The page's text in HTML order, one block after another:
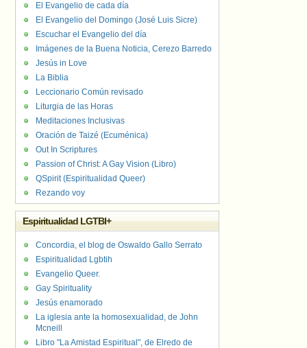
El Evangelio de cada día
El Evangelio del Domingo (José Luis Sicre)
Escuchar el Evangelio del día
Imágenes de la Buena Noticia, Cerezo Barredo
Jesús in Love
La Biblia
Leccionario Común revisado
Liturgia de las Horas
Meditaciones Inclusivas
Oración de Taizé (Ecuménica)
Out In Scriptures
Passion of Christ: A Gay Vision (Libro)
QSpirit (Espiritualidad Queer)
Rezando voy
Espiritualidad LGTBI+
Concordia, el blog de Oswaldo Gallo Serrato
Espiritualidad Lgbtih
Evangelio Queer.
Gay Spirituality
Jesús enamorado
La iglesia ante la homosexualidad, de John
Mcneill
Libro "La Amistad Espiritual", de Elredo de